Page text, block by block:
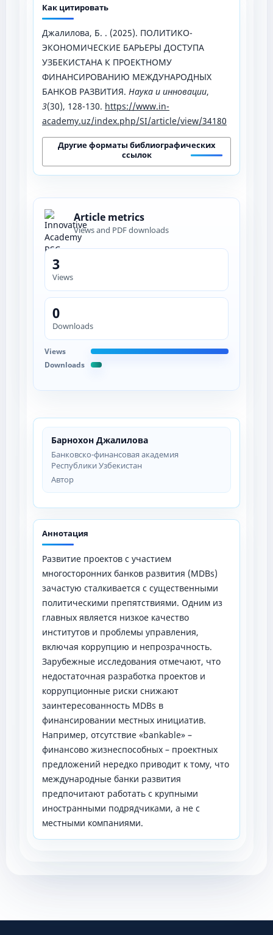
Барнохон Джалилова
Банковско-финансовая академия
Республики Узбекистан
Автор
Аннотация
Развитие проектов с участием
многосторонних банков развития (MDBs)
зачастую сталкивается с существенными
политическими препятствиями. Одним из
главных является низкое качество
институтов и проблемы управления,
включая коррупцию и непрозрачность.
Зарубежные исследования отмечают, что
недостаточная разработка проектов и
коррупционные риски снижают
заинтересованность MDBs в
финансировании местных инициатив.
Например, отсутствие «bankable» –
финансово жизнеспособных – проектных
предложений нередко приводит к тому, что
международные банки развития
предпочитают работать с крупными
иностранными подрядчиками, а не с
местными компаниями.
Как цитировать
Джалилова, Б. . (2025). ПОЛИТИКО-
ЭКОНОМИЧЕСКИЕ БАРЬЕРЫ ДОСТУПА
УЗБЕКИСТАНА К ПРОЕКТНОМУ
ФИНАНСИРОВАНИЮ МЕЖДУНАРОДНЫХ
БАНКОВ РАЗВИТИЯ. Наука и инновации,
3(30), 128-130. https://www.in-
academy.uz/index.php/SI/article/view/34180
Другие форматы библиографических
ссылок
Article metrics
Views and PDF downloads
3
Views
0
Downloads
Views
Downloads